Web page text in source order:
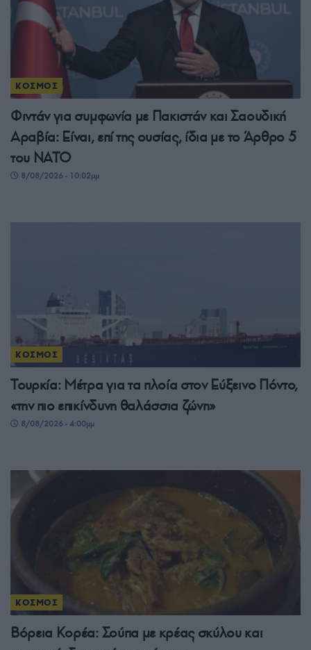
ΚΟΣΜΟΣ
Φιντάν για συμφωνία με Πακιστάν και Σαουδική
Αραβία: Είναι, επί της ουσίας, ίδια με το Άρθρο 5
του ΝΑΤΟ
8/08/2026 - 10:02μμ
ΚΟΣΜΟΣ
Τουρκία: Μέτρα για τα πλοία στον Εύξεινο Πόντο,
«την πιο επικίνδυνη θαλάσσια ζώνη»
8/08/2026 - 4:00μμ
ΚΟΣΜΟΣ
Βόρεια Κορέα: Σούπα με κρέας σκύλου και